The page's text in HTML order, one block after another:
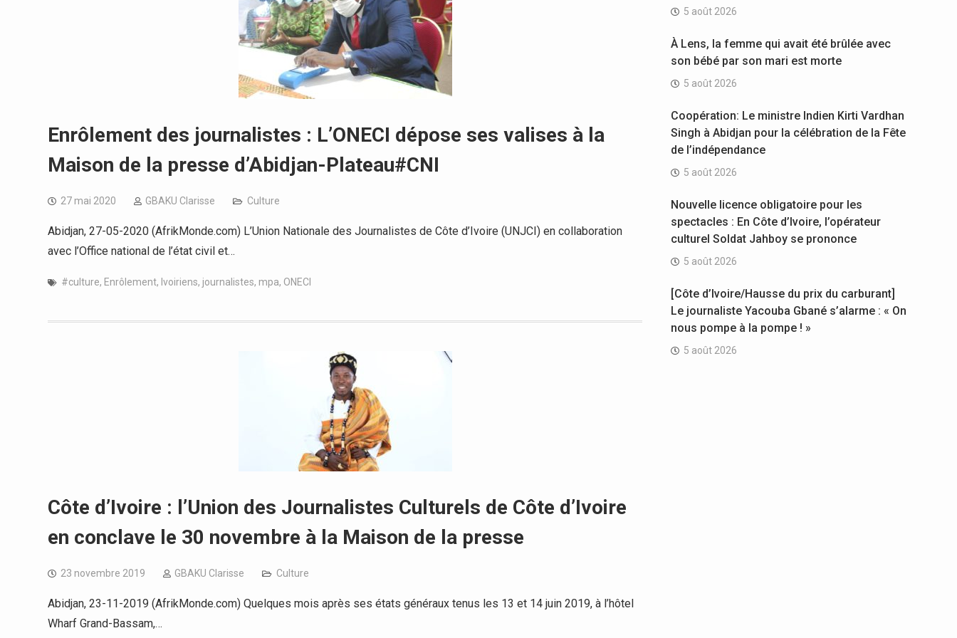
Enrôlement des journalistes : L’ONECI dépose ses valises à la
Maison de la presse d’Abidjan-Plateau#CNI
27 mai 2020 GBAKU Clarisse Culture
Abidjan, 27-05-2020 (AfrikMonde.com) L’Union Nationale des Journalistes de Côte d’Ivoire (UNJCI) en collaboration
avec l’Office national de l’état civil et…
#culture, Enrôlement, Ivoiriens, journalistes, mpa, ONECI
Côte d’Ivoire : l’Union des Journalistes Culturels de Côte d’Ivoire
en conclave le 30 novembre à la Maison de la presse
23 novembre 2019 GBAKU Clarisse Culture
Abidjan, 23-11-2019 (AfrikMonde.com) Quelques mois après ses états généraux tenus les 13 et 14 juin 2019, à l’hôtel
Wharf Grand-Bassam,…
5 août 2026
À Lens, la femme qui avait été brûlée avec
son bébé par son mari est morte
5 août 2026
Coopération: Le ministre Indien Kirti Vardhan
Singh à Abidjan pour la célébration de la Fête
de l’indépendance
5 août 2026
Nouvelle licence obligatoire pour les
spectacles : En Côte d’Ivoire, l’opérateur
culturel Soldat Jahboy se prononce
5 août 2026
[Côte d’Ivoire/Hausse du prix du carburant]
Le journaliste Yacouba Gbané s’alarme : « On
nous pompe à la pompe ! »
5 août 2026